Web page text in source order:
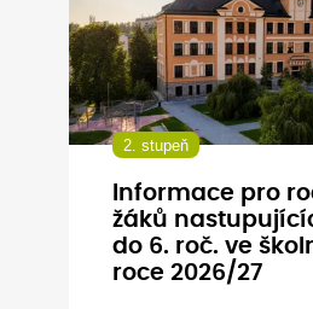
2. stupeň
Informace pro
žáků
do 6. roč. ve
roce 2026/27